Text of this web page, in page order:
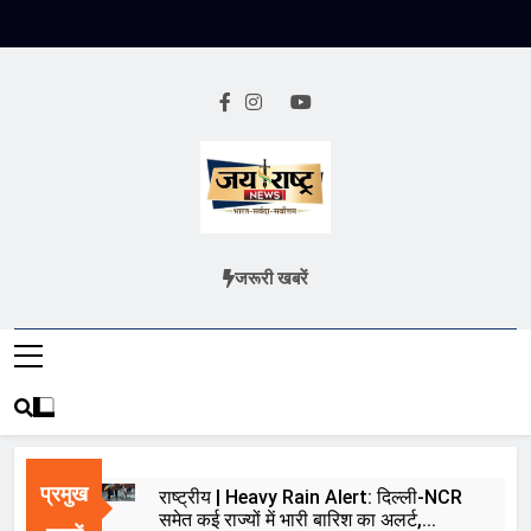
Jai Rashtra
हिंदी समाचार
जरूरी खबरें
प्रमुख
राष्ट्रीय | Heavy Rain Alert: दिल्ली-NCR
समेत कई राज्यों में भारी बारिश का अलर्ट,